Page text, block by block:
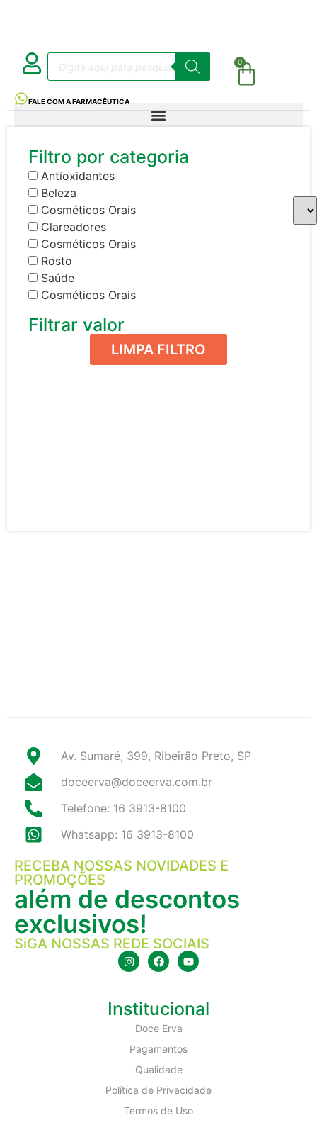
0
FALE COM A FARMACÊUTICA
Filtro por categoria
Antioxidantes
Beleza
Cosméticos Orais
Clareadores
Cosméticos Orais
Rosto
Saúde
Cosméticos Orais
Filtrar valor
LIMPA FILTRO
Av. Sumaré, 399, Ribeirão Preto, SP
doceerva@doceerva.com.br
Telefone: 16 3913-8100
Whatsapp: 16 3913-8100
RECEBA NOSSAS NOVIDADES E
PROMOÇÕES
além de descontos
exclusivos!
SiGA NOSSAS REDE SOCIAIS
Institucional
Doce Erva
Pagamentos
Qualidade
Política de Privacidade
Termos de Uso